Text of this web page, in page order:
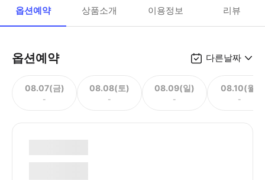
옵션예약 상품소개 이용정보 리뷰
옵션예약 다른날짜
08.07(금)
-
08.08(토)
-
08.09(일)
-
08.10(월)
-